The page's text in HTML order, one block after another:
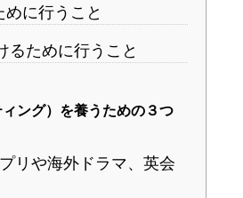
に行うこと
るために行うこと
ング）を養うための３つ
リや海外ドラマ、英会